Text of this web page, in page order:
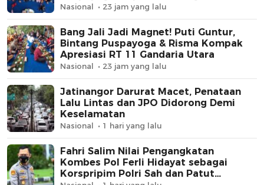
Nasional 23 jam yang lalu
Bang Jali Jadi Magnet! Puti Guntur,
Bintang Puspayoga & Risma Kompak
Apresiasi RT 11 Gandaria Utara
Nasional 23 jam yang lalu
Jatinangor Darurat Macet, Penataan
Lalu Lintas dan JPO Didorong Demi
Keselamatan
Nasional 1 hari yang lalu
Fahri Salim Nilai Pengangkatan
Kombes Pol Ferli Hidayat sebagai
Korspripim Polri Sah dan Patut